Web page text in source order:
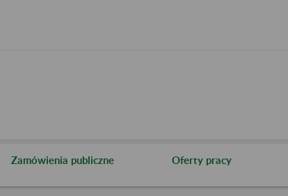
Zamówienia publiczne Oferty pracy